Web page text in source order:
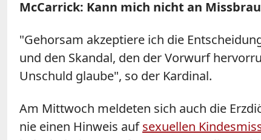
McCarrick: Kann mich nicht an
"Gehorsam akzeptiere ich die
und den Skandal, den der Vorwurf
Unschuld glaube", so der Kardinal.
Am Mittwoch meldeten sich auch die
nie einen Hinweis aufsexuellen